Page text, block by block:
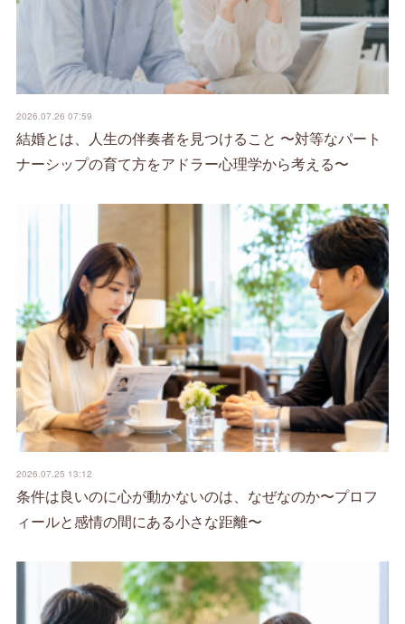
2026.07.26 07:59
結婚とは、人生の伴奏者を見つけること 〜対等なパート
ナーシップの育て方をアドラー心理学から考える〜
2026.07.25 13:12
条件は良いのに心が動かないのは、なぜなのか〜プロフ
ィールと感情の間にある小さな距離〜